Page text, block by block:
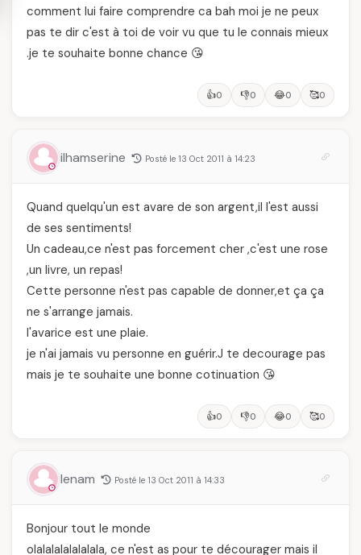
comment lui faire comprendre ca bah moi je ne peux
pas te dir c'est à toi de voir vu que tu le connais mieux
.je te souhaite bonne chance 😘
👍0 👎0 😂0 🥰0
ilhamserine Posté le 13 Oct 2011 à 14:23
Quand quelqu'un est avare de son argent,il l'est aussi
de ses sentiments!
Un cadeau,ce n'est pas forcement cher ,c'est une rose
,un livre, un repas!
Cette personne n'est pas capable de donner,et ça ça
ne s'arrange jamais.
l'avarice est une plaie.
je n'ai jamais vu personne en guérir.J te decourage pas
mais je te souhaite une bonne cotinuation 😘
👍0 👎0 😂0 🥰0
lenam Posté le 13 Oct 2011 à 14:33
Bonjour tout le monde
olalalalalalalala, ce n'est as pour te décourager mais il